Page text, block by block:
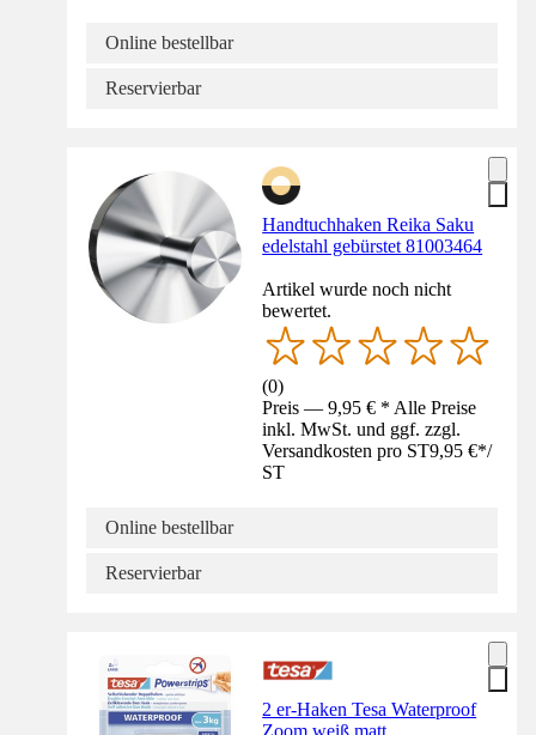
Online bestellbar
Reservierbar
Handtuchhaken Reika Saku
edelstahl gebürstet 81003464
Artikel wurde noch nicht
bewertet.
(0)
Preis — 9,95 € * Alle Preise
inkl. MwSt. und ggf. zzgl.
Versandkosten pro ST9,95 €*/
ST
Online bestellbar
Reservierbar
2 er-Haken Tesa Waterproof
Zoom weiß matt